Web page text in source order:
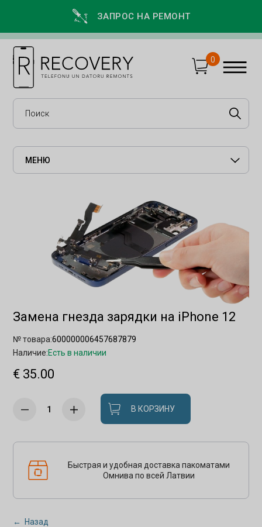
ЗАПРОС НА РЕМОНТ
0
МЕНЮ
Замена гнезда зарядки на iPhone 12
№ товара:600000006457687879
Наличие:Есть в наличии
€ 35.00
В КОРЗИНУ
Быстрая и удобная доставка пакоматами
Омнива по всей Латвии
← Назад